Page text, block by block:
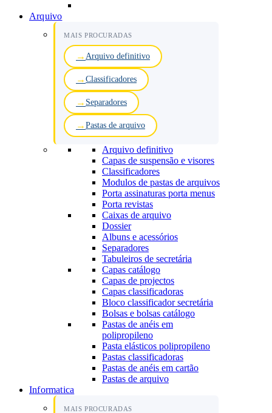
Arquivo
MAIS PROCURADAS
Arquivo definitivo
Classificadores
Separadores
Pastas de arquivo
Arquivo definitivo
Capas de suspensão e visores
Classificadores
Modulos de pastas de arquivos
Porta assinaturas porta menus
Porta revistas
Caixas de arquivo
Dossier
Albuns e acessórios
Separadores
Tabuleiros de secretária
Capas catálogo
Capas de projectos
Capas classificadoras
Bloco classificador secretária
Bolsas e bolsas catálogo
Pastas de anéis em
polipropileno
Pasta elásticos polipropileno
Pastas classificadoras
Pastas de anéis em cartão
Pastas de arquivo
Informatica
MAIS PROCURADAS